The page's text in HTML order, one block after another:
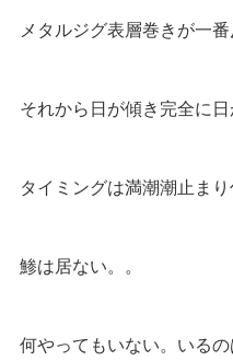
メタルジグ表層巻きが一番
それから日が傾き完全に日
タイミングは満潮潮止まり
鯵は居ない。。
何やってもいない。いる